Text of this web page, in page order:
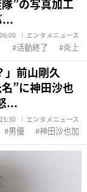
”の写真加工
...
エンタメニュース
活動終了 炎上
」前山剛久
”に神田沙也
...
エンタメニュース
男優 神田沙也加